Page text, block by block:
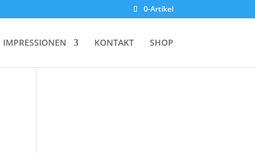
0-Artikel
IMPRESSIONEN KONTAKT SHOP